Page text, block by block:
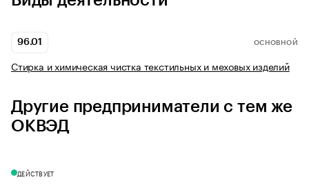
96.01 ОСНОВНОЙ
Стирка и химическая чистка текстильных и меховых изделий
Другие предприниматели с тем же
ОКВЭД
ДЕЙСТВУЕТ